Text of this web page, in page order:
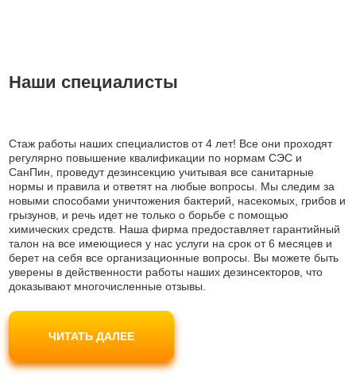
Наши специалисты
Стаж работы наших специалистов от 4 лет! Все они проходят
регулярно повышение квалификации по нормам СЭС и
СанПин, проведут дезинсекцию учитывая все санитарные
нормы и правила и ответят на любые вопросы. Мы следим за
новыми способами уничтожения бактерий, насекомых, грибов и
грызунов, и речь идет не только о борьбе с помощью
химических средств. Наша фирма предоставляет гарантийный
талон на все имеющиеся у нас услуги на срок от 6 месяцев и
берет на себя все организационные вопросы. Вы можете быть
уверены в действенности работы наших дезинсекторов, что
доказывают многочисленные отзывы.
Наши мастера используют только современные препараты
безопасные для людей и домашних животных, не являются
токсичными и одобрены Роспотребнадзором. Вы можете не
ЧИТАТЬ ДАЛЕЕ